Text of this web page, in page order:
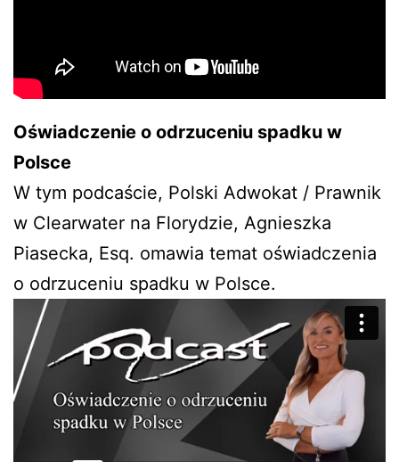
Oświadczenie o odrzuceniu spadku w
Polsce
W tym podcaście, Polski Adwokat / Prawnik
w Clearwater na Florydzie, Agnieszka
Piasecka, Esq. omawia temat oświadczenia
o odrzuceniu spadku w Polsce.